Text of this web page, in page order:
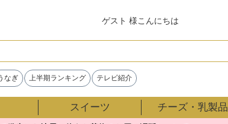
ゲスト 様こんにちは
なぎ 上半期ランキング テレビ紹介
スイーツ チーズ・乳製品